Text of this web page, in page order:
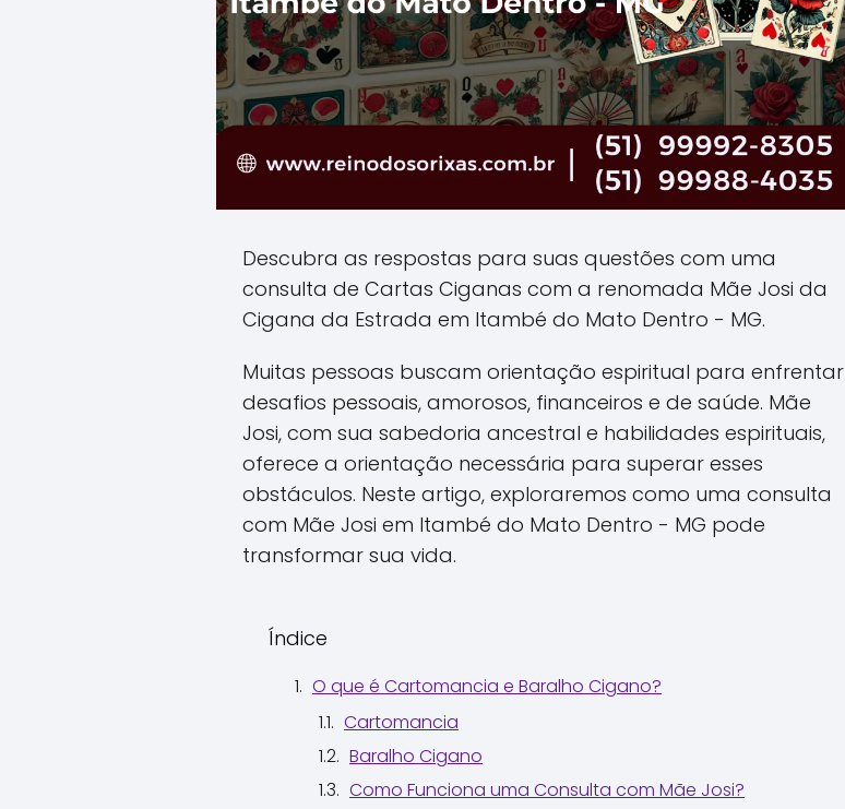
Descubra as respostas para suas questões com uma
consulta de Cartas Ciganas com a renomada Mãe Josi da
Cigana da Estrada em Itambé do Mato Dentro - MG.
Muitas pessoas buscam orientação espiritual para enfrentar
desafios pessoais, amorosos, financeiros e de saúde. Mãe
Josi, com sua sabedoria ancestral e habilidades espirituais,
oferece a orientação necessária para superar esses
obstáculos. Neste artigo, exploraremos como uma consulta
com Mãe Josi em Itambé do Mato Dentro - MG pode
transformar sua vida.
Índice
O que é Cartomancia e Baralho Cigano?
Cartomancia
Baralho Cigano
Como Funciona uma Consulta com Mãe Josi?